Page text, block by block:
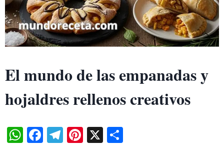
El mundo de las empanadas y
hojaldres rellenos creativos
W Fa Te Pi X S